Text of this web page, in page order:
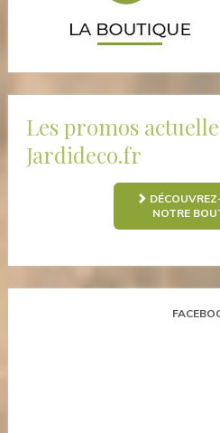
Les promos
Jardideco.fr
NOTRE